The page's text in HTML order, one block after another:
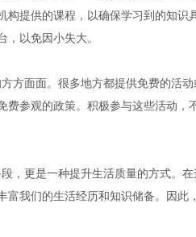
提供的课程，以确保学习到的知识
以免因小失大。
方面面。很多地方都提供免费的活
参观的政策。积极参与这些活动，
，更是一种提升生活质量的方式。
我们的生活经历和知识储备。因此